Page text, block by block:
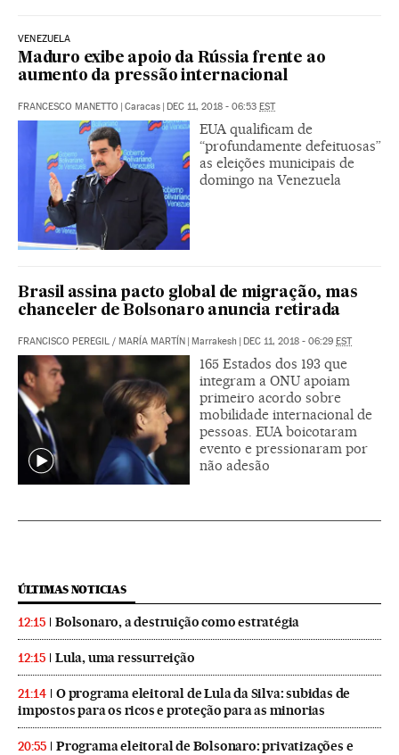
VENEZUELA
Maduro exibe apoio da Rússia frente ao
aumento da pressão internacional
FRANCESCO MANETTO | Caracas | DEC 11, 2018 - 06:53 EST
EUA qualificam de
“profundamente defeituosas”
as eleições municipais de
domingo na Venezuela
Brasil assina pacto global de migração, mas
chanceler de Bolsonaro anuncia retirada
FRANCISCO PEREGIL / MARÍA MARTÍN | Marrakesh | DEC 11, 2018 - 06:29 EST
165 Estados dos 193 que
integram a ONU apoiam
primeiro acordo sobre
mobilidade internacional de
pessoas. EUA boicotaram
evento e pressionaram por
não adesão
ÚLTIMAS NOTICIAS
12:15 Bolsonaro, a destruição como estratégia
12:15 Lula, uma ressurreição
21:14
O programa eleitoral de Lula da Silva: subidas de
impostos para os ricos e proteção para as minorias
20:55
Programa eleitoral de Bolsonaro: privatizações e